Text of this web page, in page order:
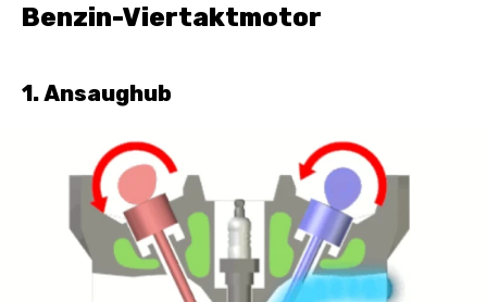
Benzin-Viertaktmotor
1. Ansaughub